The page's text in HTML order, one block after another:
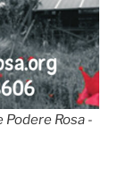
Rosa -